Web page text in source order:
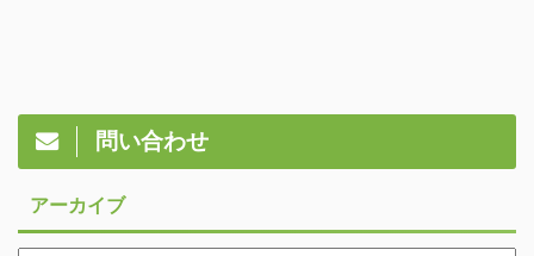
問い合わせ
アーカイブ